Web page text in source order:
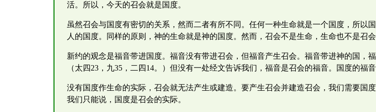
活。所以，今天的召会就是国度。
虽然召会与国度有密切的关系，然而二者有所不同。任何一种生命就是一个国度，所以
人的国度。同样的原则，神的生命就是神的国度。然而，召会不是生命，生命也不是召
新约的观念是福音带进国度。福音没有带进召会，但福音产生召会。福音带进神的国，
（太四23，九35，二四14。）但没有一处经文告诉我们，福音是召会的福音。国度的福
没有国度作生命的实际，召会就无法产生或建造。要产生召会并建造召会，我们需要国
我们只能说，国度是召会的实际。